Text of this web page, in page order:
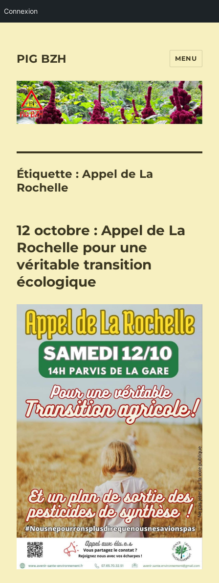
Connexion
PIG BZH MENU
Étiquette :Appel de La
Rochelle
12 octobre : Appel de La
Rochelle pour une
véritable transition
écologique